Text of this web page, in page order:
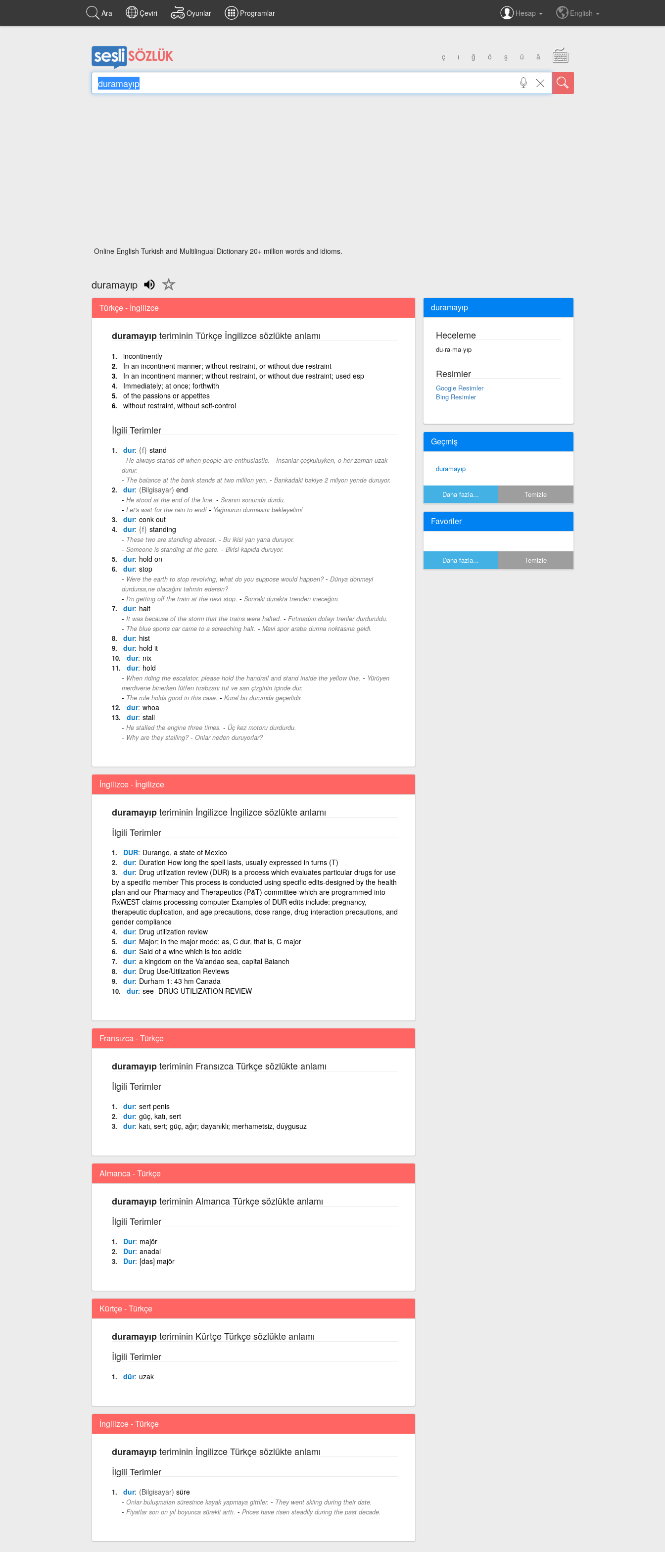
Ara Çeviri Oyunlar Programlar Hesap English
ç ı ğ ö ş ü â
Online English Turkish and Multilingual Dictionary 20+ million words and idioms.
duramayıp
Türkçe - İngilizce
duramayıpteriminin Türkçe İngilizce sözlükte anlamı
incontinently
In an incontinent manner; without restraint, or without due restraint
In an incontinent manner; without restraint, or without due restraint; used esp
Immediately; at once; forthwith
of the passions or appetites
without restraint, without self-control
İlgili Terimler
dur {f} stand
He always stands off when people are enthusiastic. - İnsanlar çoşkuluyken, o her zaman uzak
durur.
The balance at the bank stands at two million yen. - Bankadaki bakiye 2 milyon yende duruyor.
dur (Bilgisayar) end
He stood at the end of the line. - Sıranın sonunda durdu.
Let's wait for the rain to end!- Yağmurun durmasını bekleyelim!
dur conk out
dur {f} standing
These two are standing abreast. - Bu ikisi yan yana duruyor.
Someone is standing at the gate. - Birisi kapıda duruyor.
dur hold on
dur stop
Were the earth to stop revolving, what do you suppose would happen?- Dünya dönmeyi
durdursa,ne olacağını tahmin edersin?
I'm getting off the train at the next stop. - Sonraki durakta trenden ineceğim.
dur halt
It was because of the storm that the trains were halted. - Fırtınadan dolayı trenler durduruldu.
The blue sports car came to a screeching halt. - Mavi spor araba durma noktasına geldi.
dur hist
dur hold it
dur nix
dur hold
When riding the escalator, please hold the handrail and stand inside the yellow line. - Yürüyen
merdivene binerken lütfen tırabzanı tut ve sarı çizginin içinde dur.
The rule holds good in this case. - Kural bu durumda geçerlidir.
dur whoa
dur stall
He stalled the engine three times. - Üç kez motoru durdurdu.
Why are they stalling?- Onlar neden duruyorlar?
İngilizce - İngilizce
duramayıpteriminin İngilizce İngilizce sözlükte anlamı
İlgili Terimler
DUR Durango, a state of Mexico
dur Duration How long the spell lasts, usually expressed in turns (T)
dur Drug utilization review (DUR) is a process which evaluates particular drugs for use
by a specific member This process is conducted using specific edits-designed by the health
plan and our Pharmacy and Therapeutics (P&T) committee-which are programmed into
RxWEST claims processing computer Examples of DUR edits include: pregnancy,
therapeutic duplication, and age precautions, dose range, drug interaction precautions, and
gender compliance
dur Drug utilization review
dur Major; in the major mode; as, C dur, that is, C major
dur Said of a wine which is too acidic
dur a kingdom on the Va'andao sea, capital Baianch
dur Drug Use/Utilization Reviews
dur Durham 1: 43 hm Canada
dur see- DRUG UTILIZATION REVIEW
Fransızca - Türkçe
duramayıpteriminin Fransızca Türkçe sözlükte anlamı
İlgili Terimler
dur sert penis
dur güç, katı, sert
dur katı, sert; güç, ağır; dayanıklı; merhametsiz, duygusuz
Almanca - Türkçe
duramayıpteriminin Almanca Türkçe sözlükte anlamı
İlgili Terimler
Dur majör
Dur anadal
Dur [das] majör
Kürtçe - Türkçe
duramayıpteriminin Kürtçe Türkçe sözlükte anlamı
İlgili Terimler
dûr uzak
İngilizce - Türkçe
duramayıpteriminin İngilizce Türkçe sözlükte anlamı
İlgili Terimler
dur (Bilgisayar) süre
Onlar buluşmaları süresince kayak yapmaya gittiler. - They went skiing during their date.
Fiyatlar son on yıl boyunca sürekli arttı. - Prices have risen steadily during the past decade.
duramayıp
Heceleme
du·ra·ma·yıp
Resimler
Google Resimler
Bing Resimler
Geçmiş
duramayıp
Daha fazla... Temizle
Favoriler
Daha fazla... Temizle